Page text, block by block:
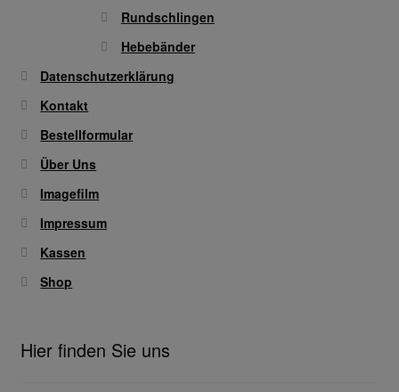
Rundschlingen
Hebebänder
Datenschutzerklärung
Kontakt
Bestellformular
Über Uns
Imagefilm
Impressum
Kassen
Shop
Hier finden Sie uns